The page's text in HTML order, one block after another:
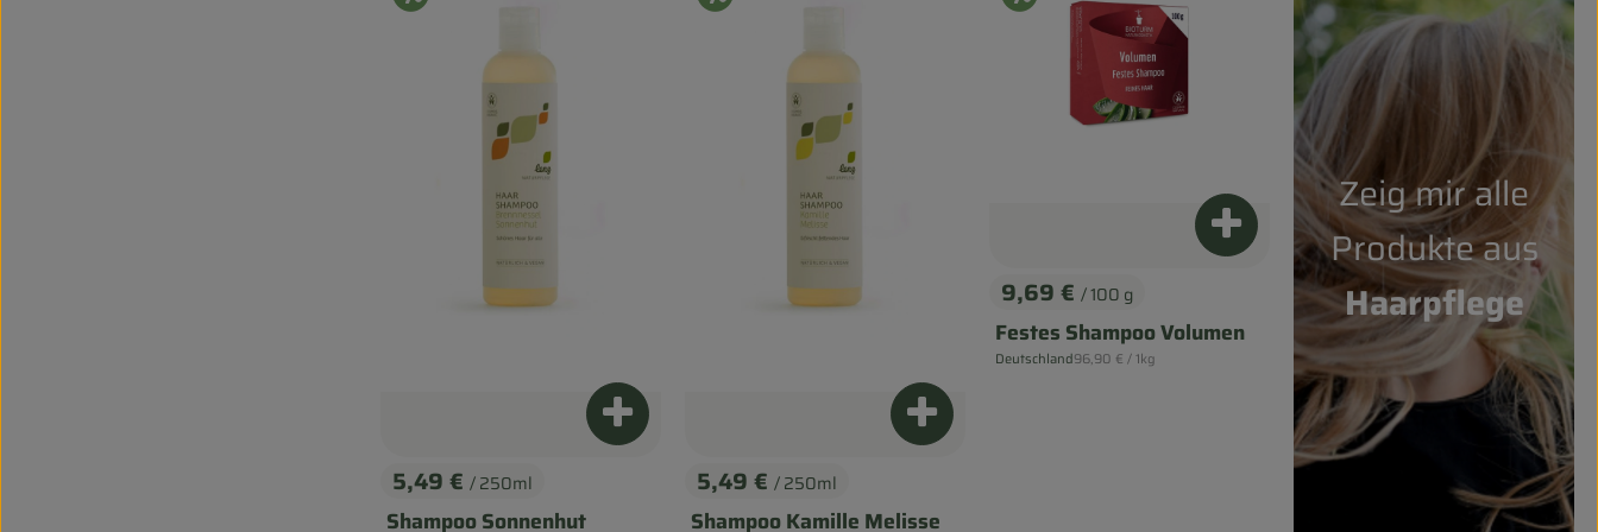
, Preis:
5,49 € / 250ml
Shampoo Sonnenhut
Produkt zum Warenkorb hinzufügen
, Preis:
5,49 € / 250ml
Shampoo Kamille Melisse
Produkt zum Warenkorb hinzufügen
, Preis:
9,69 € / 100 g
Festes Shampoo Volumen
, Herkunft:
Deutschland, Referenzpreis:
96,90 € / 1kg
Produkt zum Warenkorb hinzufügen
Zeig mir alle
Produkte aus
Haarpflege